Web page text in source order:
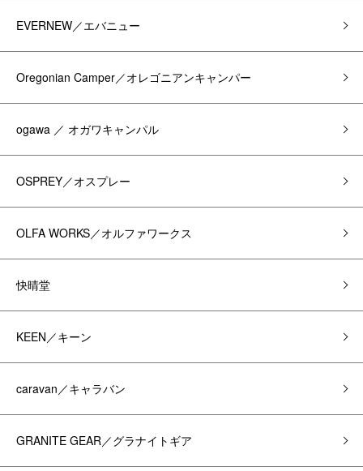
EVERNEW／エバニュー
Oregonian Camper／オレゴニアンキャンパー
ogawa ／ オガワキャンパル
OSPREY／オスプレー
OLFA WORKS／オルファワークス
快晴堂
KEEN／キーン
caravan／キャラバン
GRANITE GEAR／グラナイトギア